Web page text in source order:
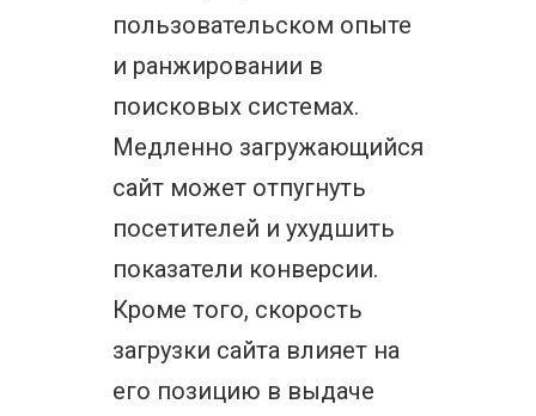
пользовательском опыте
и ранжировании в
поисковых системах.
Медленно загружающийся
сайт может отпугнуть
посетителей и ухудшить
показатели конверсии.
Кроме того, скорость
загрузки сайта влияет на
его позицию в выдаче